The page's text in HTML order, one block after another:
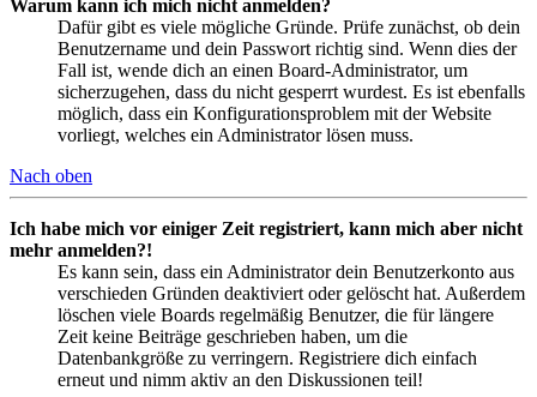
Warum kann ich mich nicht anmelden?
Dafür gibt es viele mögliche Gründe. Prüfe zunächst, ob dein
Benutzername und dein Passwort richtig sind. Wenn dies der
Fall ist, wende dich an einen Board-Administrator, um
sicherzugehen, dass du nicht gesperrt wurdest. Es ist ebenfalls
möglich, dass ein Konfigurationsproblem mit der Website
vorliegt, welches ein Administrator lösen muss.
Nach oben
Ich habe mich vor einiger Zeit registriert, kann mich aber nicht
mehr anmelden?!
Es kann sein, dass ein Administrator dein Benutzerkonto aus
verschieden Gründen deaktiviert oder gelöscht hat. Außerdem
löschen viele Boards regelmäßig Benutzer, die für längere
Zeit keine Beiträge geschrieben haben, um die
Datenbankgröße zu verringern. Registriere dich einfach
erneut und nimm aktiv an den Diskussionen teil!